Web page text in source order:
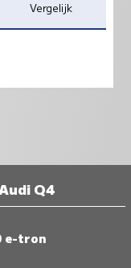
Vergelijk
Q4
e-tron